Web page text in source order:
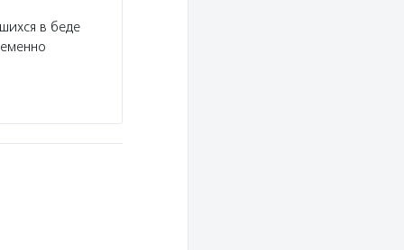
в беде